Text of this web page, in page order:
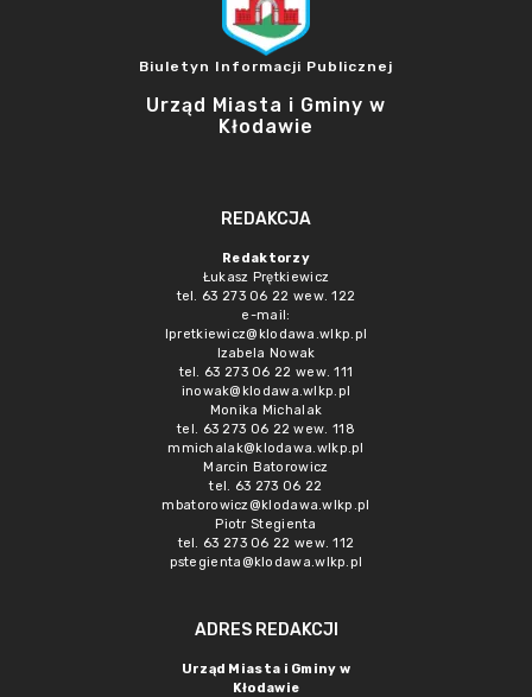
Biuletyn Informacji Publicznej
Urząd Miasta i Gminy w
Kłodawie
REDAKCJA
Redaktorzy
Łukasz Prętkiewicz
tel. 63 273 06 22 wew. 122
e-mail:
lpretkiewicz@klodawa.wlkp.pl
Izabela Nowak
tel. 63 273 06 22 wew. 111
inowak@klodawa.wlkp.pl
Monika Michalak
tel. 63 273 06 22 wew. 118
mmichalak@klodawa.wlkp.pl
Marcin Batorowicz
tel. 63 273 06 22
mbatorowicz@klodawa.wlkp.pl
Piotr Stegienta
tel. 63 273 06 22 wew. 112
pstegienta@klodawa.wlkp.pl
ADRES REDAKCJI
Urząd Miasta i Gminy w
Kłodawie